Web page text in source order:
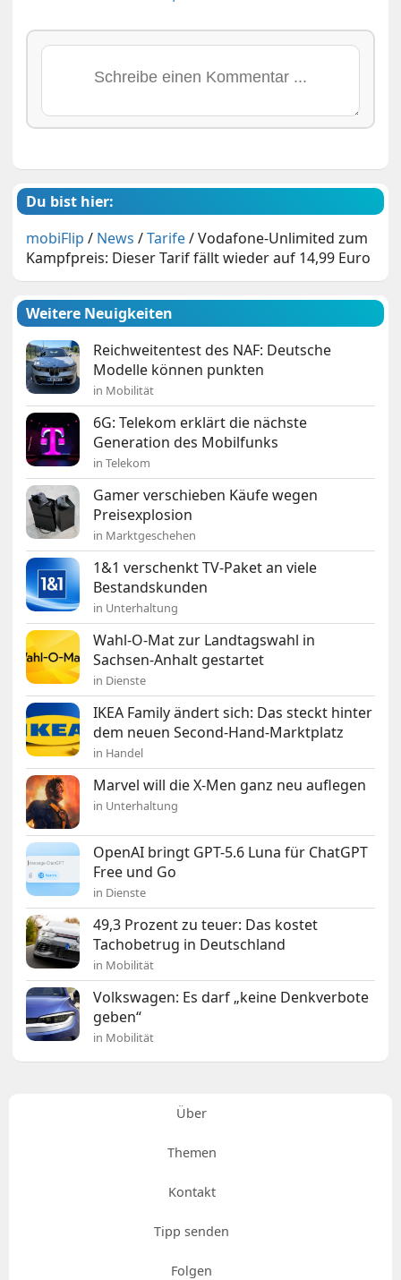
Du bist hier:
mobiFlip / News /Tarife/Vodafone-Unlimited zum
Kampfpreis: Dieser Tarif fällt wieder auf 14,99 Euro
Weitere Neuigkeiten
Reichweitentest des NAF: Deutsche
Modelle können punkten
in Mobilität
6G: Telekom erklärt die nächste
Generation des Mobilfunks
in Telekom
Gamer verschieben Käufe wegen
Preisexplosion
in Marktgeschehen
1&1 verschenkt TV-Paket an viele
Bestandskunden
in Unterhaltung
Wahl-O-Mat zur Landtagswahl in
Sachsen-Anhalt gestartet
in Dienste
IKEA Family ändert sich: Das steckt hinter
dem neuen Second-Hand-Marktplatz
in Handel
Marvel will die X-Men ganz neu auflegen
in Unterhaltung
OpenAI bringt GPT-5.6 Luna für ChatGPT
Free und Go
in Dienste
49,3 Prozent zu teuer: Das kostet
Tachobetrug in Deutschland
in Mobilität
Volkswagen: Es darf „keine Denkverbote
geben“
in Mobilität
Über
Themen
Kontakt
Tipp senden
Folgen